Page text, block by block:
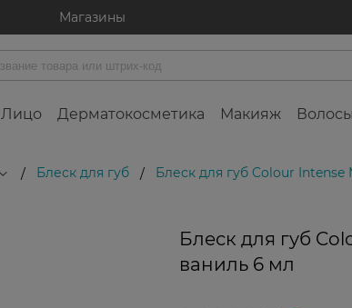
Магазины
Лицо Дерматокосметика Макияж Волосы
/ Блеск для губ / Блеск для губ Colour
Блеск для губ
ваниль 6 мл